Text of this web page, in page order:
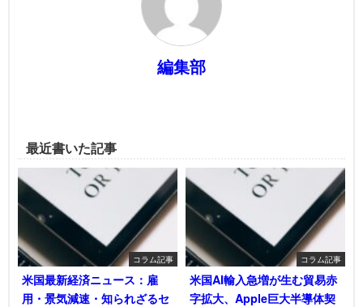
編集部
最近書いた記事
コラム記事
米国最新経済ニュース：雇
用・景気減速・知られざるセ
コラム記事
米国AI輸入急増が生む貿易赤
字拡大、Apple巨大半導体契